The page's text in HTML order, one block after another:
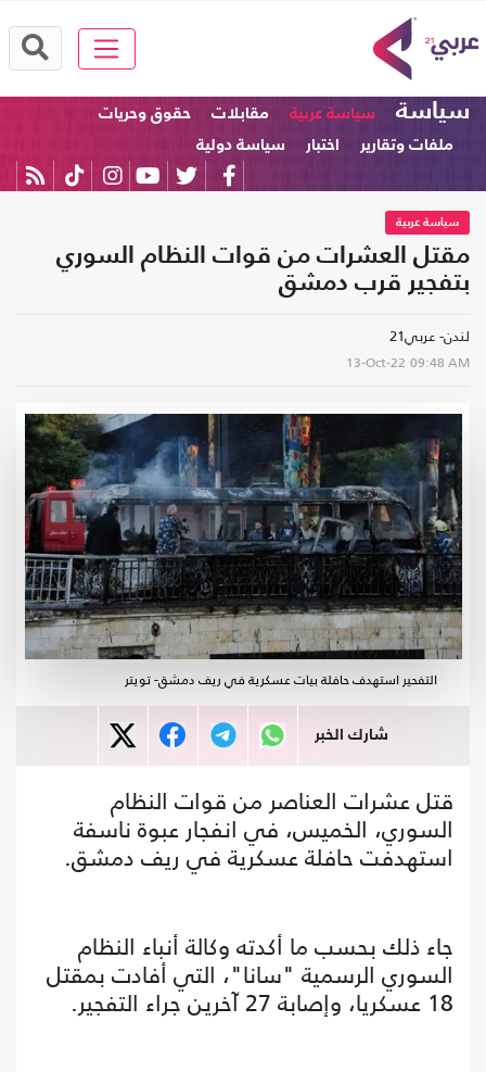
سياسة سياسة عربية مقابلات
حقوق وحريات
ملفات وتقارير
اختبار سياسة دولية
سياسة عربية
مقتل العشرات من قوات النظام السوري
بتفجير قرب دمشق
لندن- عربي21
13-Oct-22 09:48 AM
التفحير استهدف حافلة بيات عسكرية في ريف دمشق- تويتر
شارك الخبر
قتل عشرات العناصر من قوات النظام
السوري، الخميس، في انفجار عبوة ناسفة
استهدفت حافلة عسكرية في ريف دمشق.
جاء ذلك بحسب ما أكدته وكالة أنباء النظام
السوري الرسمية "سانا"، التي أفادت بمقتل
18 عسكريا، وإصابة 27 آخرين جراء التفجير.